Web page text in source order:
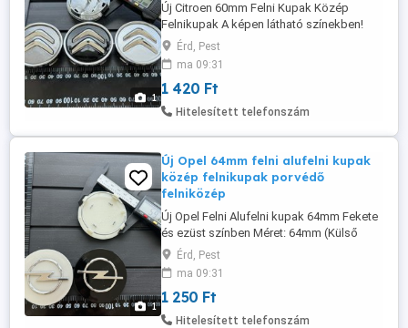
1
Új Citroen 60mm Felni Kupak Közép
Felnikupak A képen látható színekben!
Méret: 60mm (Külső átmérő) -
9670585977, JUT54014, 9406H6 1420-Ft
db További méretek, információk és
rendelés a weboldalon érhető el: www.
felni-kupak .hu Szállítás megoldható
Érd, Pest
ma 09:31
1 420 Ft
Hitelesített telefonszám
1
Új Opel 64mm felni alufelni kupak
közép felnikupak porvédő
felniközép
Új Opel Felni Alufelni kupak 64mm Fekete
és ezüst színben Méret: 64mm (Külső
átmérő) - 0909127953GD, HO24460123
További méretek, információk és rendelés
a weboldalon érhető el: www. felni-kupak
.hu Szállítás megoldható Foxpost
automatába, és házhoz futárral!
Érd, Pest
ma 09:31
1 250 Ft
Hitelesített telefonszám